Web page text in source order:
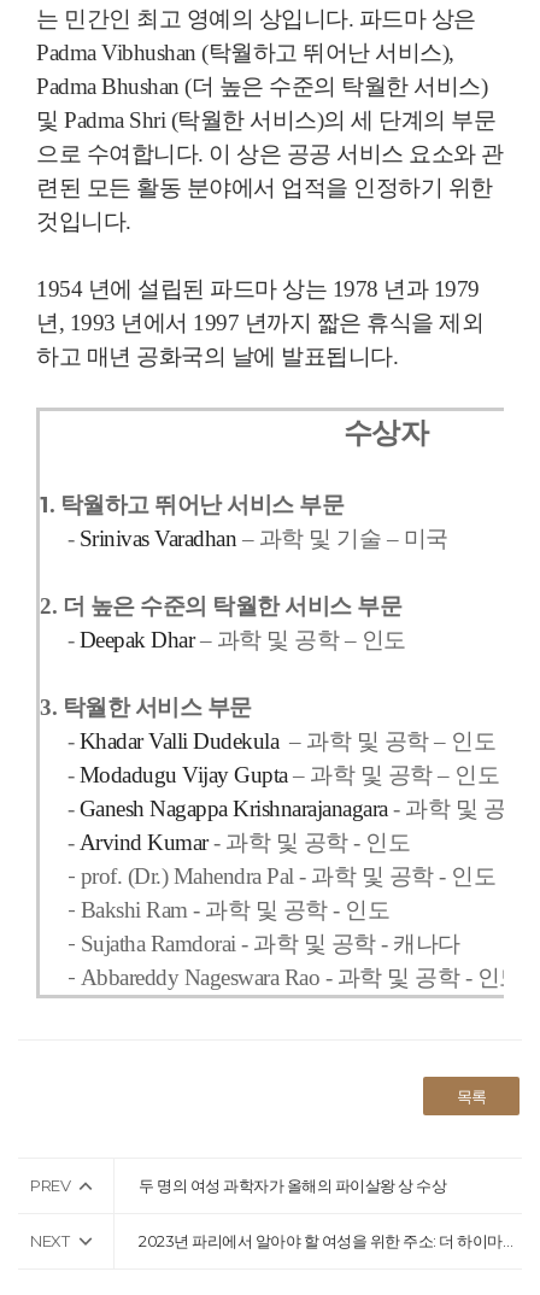
는 민간인 최고 영예의 상입니다. 파드마 상은
Padma Vibhushan (탁월하고 뛰어난 서비스),
Padma Bhushan (더 높은 수준의 탁월한 서비스)
및 Padma Shri (탁월한 서비스)의 세 단계의 부문
으로 수여합니다. 이 상은 공공 서비스 요소와 관
련된 모든 활동 분야에서 업적을 인정하기 위한
것입니다.
1954 년에 설립된 파드마 상는 1978 년과 1979
년, 1993 년에서 1997 년까지 짧은 휴식을 제외
하고 매년 공화국의 날에 발표됩니다.
수상자
1. 탁월하고 뛰어난 서비스 부문
- Srinivas Varadhan – 과학 및 기술 – 미국
2. 더 높은 수준의 탁월한 서비스 부문
-Deepak Dhar– 과학 및 공학 – 인도
3. 탁월한 서비스 부문
-Khadar Valli Dudekula – 과학 및 공학 – 인도
-Modadugu Vijay Gupta– 과학 및 공학 – 인도
-GaneshNagappa Krishnarajanagara- 과학 및 공학
-Arvind Kumar- 과학 및 공학 - 인도
- prof. (Dr.) Mahendra Pal- 과학 및 공학 - 인도
- Bakshi Ram - 과학 및 공학 - 인도
- Sujatha Ramdorai- 과학 및 공학 - 캐나다
- Abbareddy Nageswara Rao - 과학 및 공학 - 인도
목록
PREV 두 명의 여성 과학자가 올해의 파이살왕 상 수상
NEXT 2023년 파리에서 알아야 할 여성을 위한 주소: 더 하이마트 바이 와리스 디리 클럽